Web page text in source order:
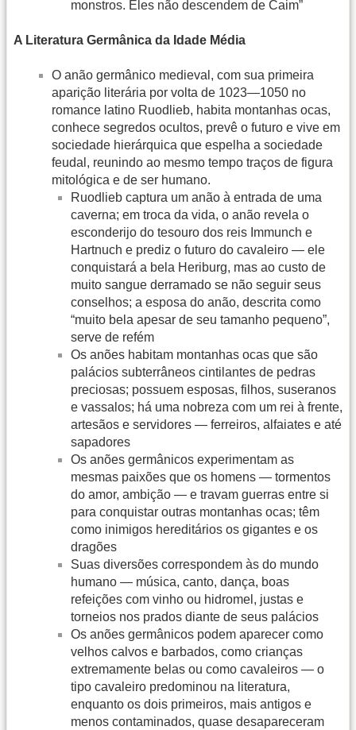
monstros. Eles não descendem de Caim”
A Literatura Germânica da Idade Média
O anão germânico medieval, com sua primeira
aparição literária por volta de 1023—1050 no
romance latino Ruodlieb, habita montanhas ocas,
conhece segredos ocultos, prevê o futuro e vive em
sociedade hierárquica que espelha a sociedade
feudal, reunindo ao mesmo tempo traços de figura
mitológica e de ser humano.
Ruodlieb captura um anão à entrada de uma
caverna; em troca da vida, o anão revela o
esconderijo do tesouro dos reis Immunch e
Hartnuch e prediz o futuro do cavaleiro — ele
conquistará a bela Heriburg, mas ao custo de
muito sangue derramado se não seguir seus
conselhos; a esposa do anão, descrita como
“muito bela apesar de seu tamanho pequeno”,
serve de refém
Os anões habitam montanhas ocas que são
palácios subterrâneos cintilantes de pedras
preciosas; possuem esposas, filhos, suseranos
e vassalos; há uma nobreza com um rei à frente,
artesãos e servidores — ferreiros, alfaiates e até
sapadores
Os anões germânicos experimentam as
mesmas paixões que os homens — tormentos
do amor, ambição — e travam guerras entre si
para conquistar outras montanhas ocas; têm
como inimigos hereditários os gigantes e os
dragões
Suas diversões correspondem às do mundo
humano — música, canto, dança, boas
refeições com vinho ou hidromel, justas e
torneios nos prados diante de seus palácios
Os anões germânicos podem aparecer como
velhos calvos e barbados, como crianças
extremamente belas ou como cavaleiros — o
tipo cavaleiro predominou na literatura,
enquanto os dois primeiros, mais antigos e
menos contaminados, quase desapareceram